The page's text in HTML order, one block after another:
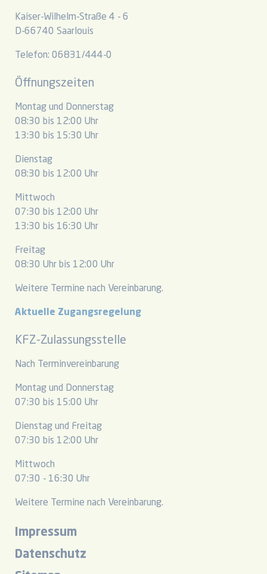
Kaiser-Wilhelm-Straße 4 - 6
D-66740 Saarlouis
Telefon: 06831/444-0
Öffnungszeiten
Montag und Donnerstag
08:30 bis 12:00 Uhr
13:30 bis 15:30 Uhr
Dienstag
08:30 bis 12:00 Uhr
Mittwoch
07:30 bis 12:00 Uhr
13:30 bis 16:30 Uhr
Freitag
08:30 Uhr bis 12:00 Uhr
Weitere Termine nach Vereinbarung.
Aktuelle Zugangsregelung
KFZ-Zulassungsstelle
Nach Terminvereinbarung
Montag und Donnerstag
07:30 bis 15:00 Uhr
Dienstag und Freitag
07:30 bis 12:00 Uhr
Mittwoch
07:30 - 16:30 Uhr
Weitere Termine nach Vereinbarung.
Impressum
Datenschutz